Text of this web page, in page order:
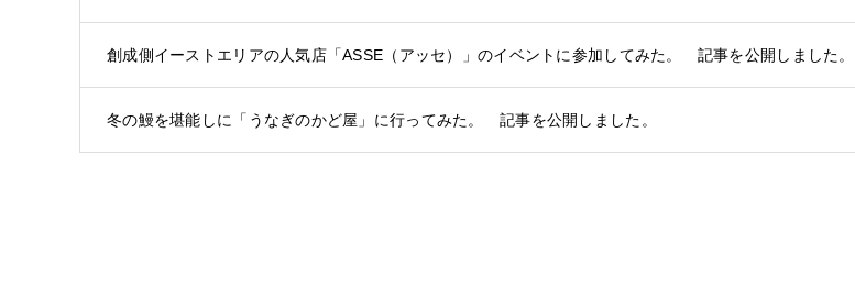
創成側イーストエリアの人気店「ASSE（アッセ）」のイベントに参加してみた。 記事を公開しました。
冬の鰻を堪能しに「うなぎのかど屋」に行ってみた。 記事を公開しました。